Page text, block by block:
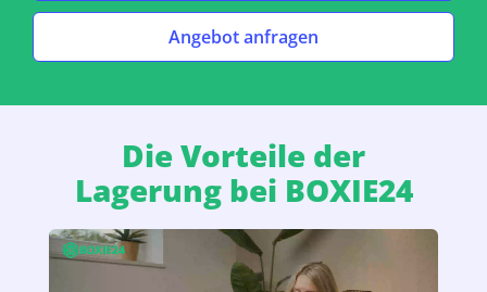
Angebot anfragen
Die Vorteile der
Lagerung bei BOXIE24